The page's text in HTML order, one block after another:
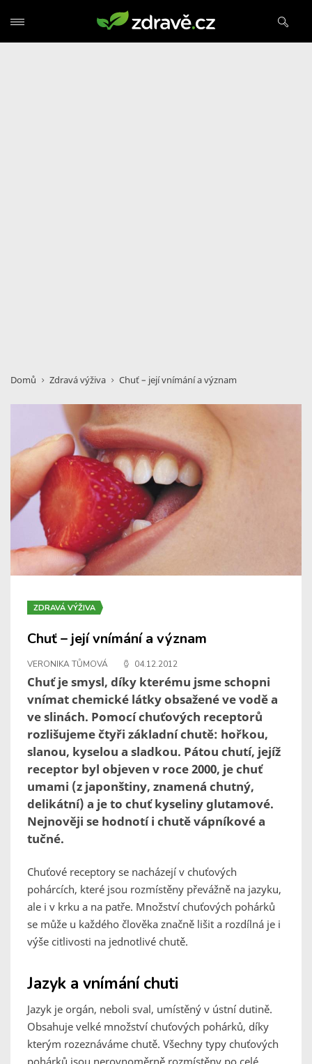
Domů Zdravá výživa Chuť – její vnímání a význam
ZDRAVÁ VÝŽIVA
Chuť – její vnímání a význam
VERONIKA TŮMOVÁ 04.12.2012
Chuť je smysl, díky kterému jsme schopni
vnímat chemické látky obsažené ve vodě a
ve slinách. Pomocí chuťových receptorů
rozlišujeme čtyři základní chutě: hořkou,
slanou, kyselou a sladkou. Pátou chutí, jejíž
receptor byl objeven v roce 2000, je chuť
umami (z japonštiny, znamená chutný,
delikátní) a je to chuť kyseliny glutamové.
Nejnověji se hodnotí i chutě vápníkové a
tučné.
Chuťové receptory se nacházejí v chuťových
pohárcích, které jsou rozmístěny převážně na jazyku,
ale i v krku a na patře. Množství chuťových pohárků
se může u každého člověka značně lišit a rozdílná je i
výše citlivosti na jednotlivé chutě.
Jazyk a vnímání chuti
Jazyk je orgán, neboli sval, umístěný v ústní dutině.
Obsahuje velké množství chuťových pohárků, díky
kterým rozeznáváme chutě. Všechny typy chuťových